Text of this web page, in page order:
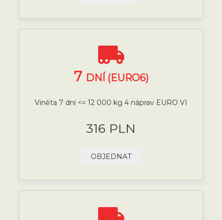
7 DNÍ (EURO6)
Viněta 7 dní <= 12 000 kg 4 náprav EURO VI
316 PLN
OBJEDNAT